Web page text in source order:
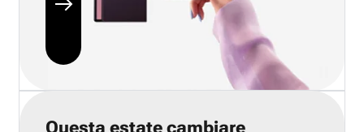
Questa estate cambiare